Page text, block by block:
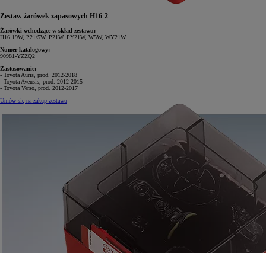
Zestaw żarówek zapasowych H16-2
Żarówki wchodzące w skład zestawu:
H16 19W, P21/5W, P21W, PY21W, W5W, WY21W
Numer katalogowy:
90981-YZZQ2
Zastosowanie:
- Toyota Auris, prod. 2012-2018
- Toyota Avensis, prod. 2012-2015
- Toyota Verso, prod. 2012-2017
Umów się na zakup zestawu